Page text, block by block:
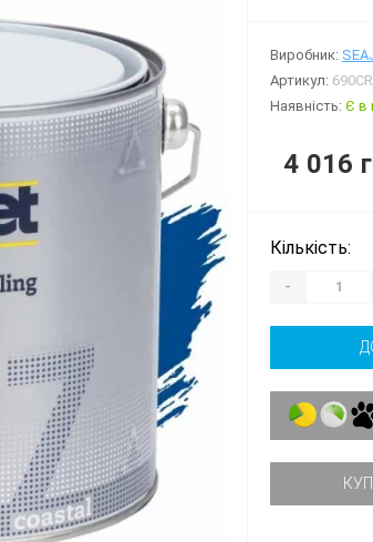
Виробник:
Артикул:
Наявність: Є в
4 016
Кількість:
-